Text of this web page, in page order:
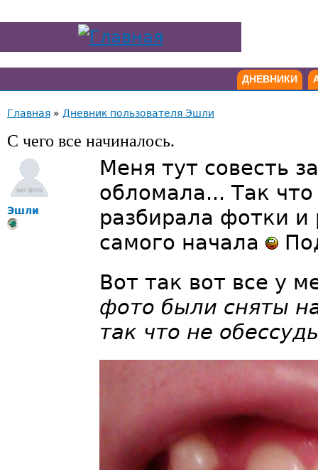
ДНЕВНИКИ
Главная » Дневник пользователя Эшли
С чего все начиналось.
Эшли
Меня тут совесть
обломала... Так
разбирала фотки
самого начала
Вот так вот все у
фото были сняты
так что не